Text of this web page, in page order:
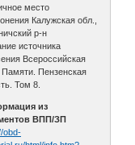
место
Калужская обл.,
р-н
источника
Всероссийская
Памяти. Пензенская
Том 8.
из
ВПП/ЗП
obd-